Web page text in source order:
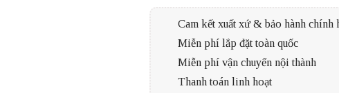
Cam kết xuất xứ & bảo hành chính
Miễn phí lắp đặt toàn quốc
Miễn phí vận chuyển nội thành
Thanh toán linh hoạt